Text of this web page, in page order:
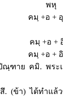
พ
คมฺ +อ + อุ
คมฺ +อ + อิ+
มฺ +อ + อิ+
ณฺฑาย คมิ. พระ
. (ข้า) ได้ทำแล้